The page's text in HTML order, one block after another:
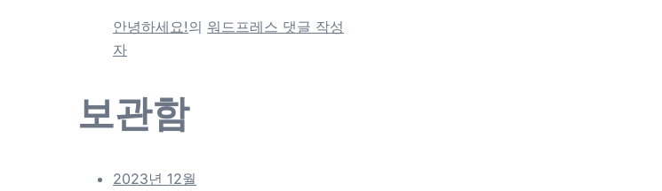
안녕하세요!의 워드프레스 댓글 작성
자
보관함
2023년 12월